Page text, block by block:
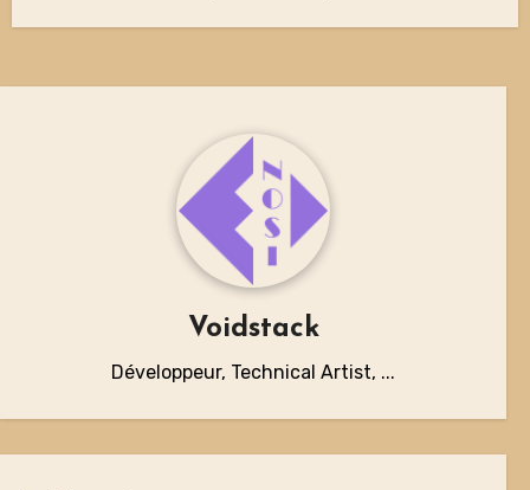
Voidstack
Développeur, Technical Artist, ...